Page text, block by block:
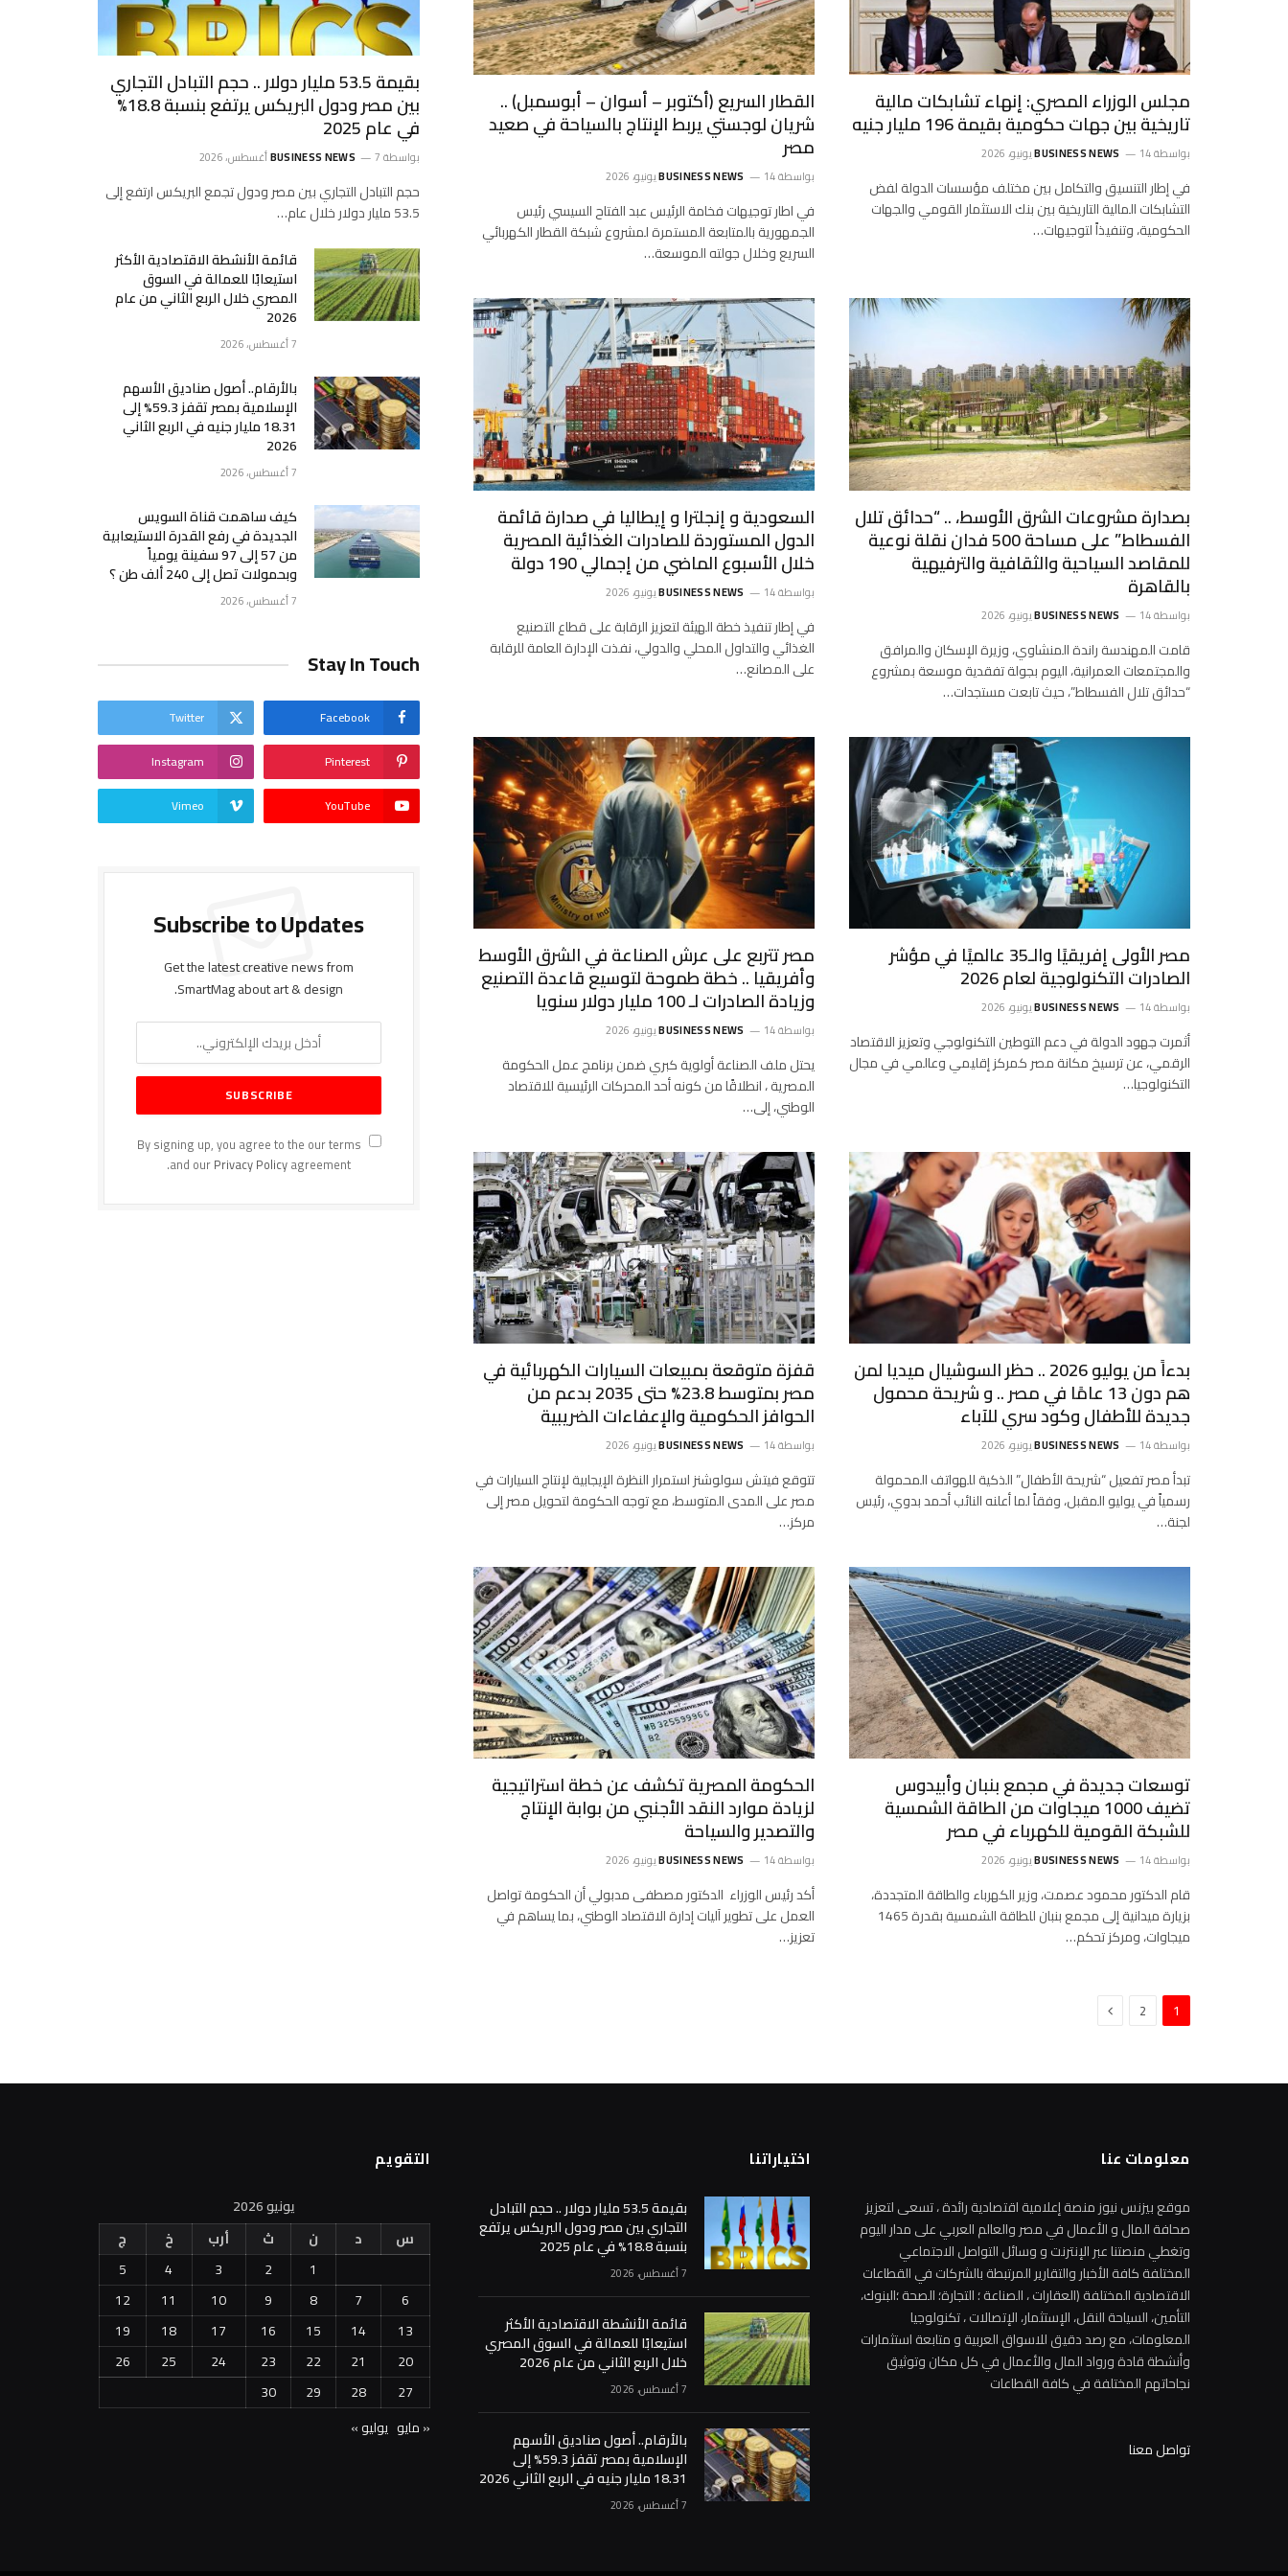
مجلس الوزراء المصري: إنهاء تشابكات مالية
تاريخية بين جهات حكومية بقيمة 196 مليار جنيه
بواسطة BUSINESS NEWS 14 يونيو، 2026
في إطار التنسيق والتكامل بين مختلف مؤسسات الدولة لفض
التشابكات المالية التاريخية بين بنك الاستثمار القومي والجهات
الحكومية، وتنفيذاً لتوجيهات…
القطار السريع (أكتوبر – أسوان – أبوسمبل) ..
شريان لوجستي يربط الإنتاج بالسياحة في صعيد
مصر
بواسطة BUSINESS NEWS 14 يونيو، 2026
في اطار توجيهات فخامة الرئيس عبد الفتاح السيسي رئيس
الجمهورية بالمتابعة المستمرة لمشروع شبكة القطار الكهربائي
السريع وخلال جولته الموسعة…
بصدارة مشروعات الشرق الأوسط، .. “حدائق تلال
الفسطاط” على مساحة 500 فدان نقلة نوعية
للمقاصد السياحية والثقافية والترفيهية
بالقاهرة
بواسطة BUSINESS NEWS 14 يونيو، 2026
قامت المهندسة راندة المنشاوي، وزيرة الإسكان والمرافق
والمجتمعات العمرانية، اليوم بجولة تفقدية موسعة بمشروع
“حدائق تلال الفسطاط”، حيث تابعت مستجدات…
السعودية و إنجلترا و إيطاليا في صدارة قائمة
الدول المستوردة للصادرات الغذائية المصرية
خلال الأسبوع الماضي من إجمالي 190 دولة
بواسطة BUSINESS NEWS 14 يونيو، 2026
في إطار تنفيذ خطة الهيئة لتعزيز الرقابة على قطاع التصنيع
الغذائي والتداول المحلي والدولي، نفذت الإدارة العامة للرقابة
على المصانع…
مصر الأولى إفريقيًا والـ35 عالميًا في مؤشر
الصادرات التكنولوجية لعام 2026
بواسطة BUSINESS NEWS 14 يونيو، 2026
أثمرت جهود الدولة في دعم التوطين التكنولوجي وتعزيز الاقتصاد
الرقمي، عن ترسيخ مكانة مصر كمركز إقليمي وعالمي في مجال
التكنولوجيا…
مصر تتربع على عرش الصناعة في الشرق الأوسط
وأفريقيا .. خطة طموحة لتوسيع قاعدة التصنيع
وزيادة الصادرات لـ 100 مليار دولار سنويا
بواسطة BUSINESS NEWS 14 يونيو، 2026
يحتل ملف الصناعة أولوية كبري ضمن برنامج عمل الحكومة
المصرية ، انطلاقًا من كونه أحد المحركات الرئيسية للاقتصاد
الوطني، إلى…
بدءاً من يوليو 2026 .. حظر السوشيال ميديا لمن
هم دون 13 عامًا في مصر .. و شريحة محمول
جديدة للأطفال وكود سري للآباء
بواسطة BUSINESS NEWS 14 يونيو، 2026
تبدأ مصر تفعيل “شريحة الأطفال” الذكية للهواتف المحمولة
رسمياً في يوليو المقبل، وفقاً لما أعلنه النائب أحمد بدوي، رئيس
لجنة…
قفزة متوقعة بمبيعات السيارات الكهربائية في
مصر بمتوسط 23.8% حتى 2035 بدعم من
الحوافز الحكومية والإعفاءات الضريبية
بواسطة BUSINESS NEWS 14 يونيو، 2026
تتوقع فيتش سولوشنز استمرار النظرة الإيجابية لإنتاج السيارات في
مصر على المدى المتوسط، مع توجه الحكومة لتحويل مصر إلى
مركز…
توسعات جديدة في مجمع بنبان وأبيدوس
تضيف 1000 ميجاوات من الطاقة الشمسية
للشبكة القومية للكهرباء في مصر
بواسطة BUSINESS NEWS 14 يونيو، 2026
قام الدكتور محمود عصمت، وزير الكهرباء والطاقة المتجددة،
بزيارة ميدانية إلى مجمع بنبان للطاقة الشمسية بقدرة 1465
ميجاوات، ومركز تحكم…
الحكومة المصرية تكشف عن خطة استراتيجية
لزيادة موارد النقد الأجنبي من بوابة الإنتاج
والتصدير والسياحة
بواسطة BUSINESS NEWS 14 يونيو، 2026
أكد رئيس الوزراء الدكتور مصطفى مدبولي أن الحكومة تواصل
العمل على تطوير آليات إدارة الاقتصاد الوطني، بما يساهم في
تعزيز…
1
2 التالي
بقيمة 53.5 مليار دولار .. حجم التبادل التجاري
بين مصر ودول البريكس يرتفع بنسبة 18.8%
في عام 2025
بواسطة BUSINESS NEWS 7 أغسطس، 2026
حجم التبادل التجاري بين مصر ودول تجمع البريكس ارتفع إلى
53.5 مليار دولار خلال عام…
قائمة الأنشطة الاقتصادية الأكثر
استيعابًا للعمالة في السوق
المصري خلال الربع الثاني من عام
2026
7 أغسطس، 2026
بالأرقام.. أصول صناديق الأسهم
الإسلامية بمصر تقفز 59.3% إلى
18.31 مليار جنيه في الربع الثاني
2026
7 أغسطس، 2026
كيف ساهمت قناة السويس
الجديدة في رفع القدرة الاستيعابية
من 57 إلى 97 سفينة يومياً
وبحمولات تصل إلى 240 ألف طن ؟
7 أغسطس، 2026
Stay In Touch
Facebook
Twitter
Pinterest
Instagram
YouTube
Vimeo
Subscribe to Updates
Get the latest creative news from
SmartMag about art & design.
By signing up, you agree to the our terms
and ourPrivacy Policyagreement.
معلومات عنا
موقع بيزنس نيوز منصة إعلامية اقتصادية رائدة ، تسعى لتعزيز
صحافة المال و الأعمال في مصر والعالم العربي على مدار اليوم
وتغطي منصتنا عبر الإنترنت و وسائل التواصل الاجتماعي
المختلفة كافة الأخبار والتقارير المرتبطة بالشركات في القطاعات
الاقتصادية المختلفة (العقارات ، الصناعة ؛ التجارة؛ الصحة ؛البنوك،
التأمين، السياحة النقل، الإستثمار، الإتصالات ، تكنولوجيا
المعلومات، مع رصد دقيق للاسواق العربية و متابعة استثمارات
وأنشطة قادة ورواد المال والأعمال في كل مكان وتوثيق
نجاحاتهم المختلفة في كافة القطاعات
تواصل معنا
اختياراتنا
بقيمة 53.5 مليار دولار .. حجم التبادل
التجاري بين مصر ودول البريكس يرتفع
بنسبة 18.8% في عام 2025
7 أغسطس، 2026
قائمة الأنشطة الاقتصادية الأكثر
استيعابًا للعمالة في السوق المصري
خلال الربع الثاني من عام 2026
7 أغسطس، 2026
بالأرقام.. أصول صناديق الأسهم
الإسلامية بمصر تقفز 59.3% إلى
18.31 مليار جنيه في الربع الثاني 2026
7 أغسطس، 2026
التقويم
يونيو 2026
س
د ن ث أرب خ
ج
1
2
3
4
5
6
7
8
9
10
11
12
13
14
15
16
17
18
19
20
21
22
23
24
25
26
27
28
29
30
« مايو يوليو »